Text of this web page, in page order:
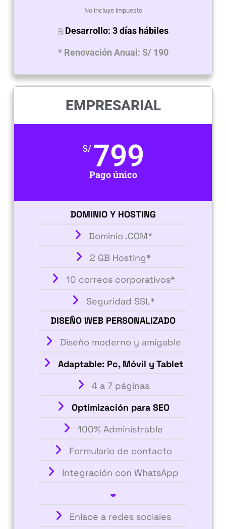
No incluye impuesto
🗒 Desarrollo: 3 días hábiles
* Renovación Anual: S/ 190
EMPRESARIAL
S/ 799
Pago único
DOMINIO Y HOSTING
Dominio .COM*
2 GB Hosting*
10 correos corporativos*
Seguridad SSL*
DISEÑO WEB PERSONALIZADO
Diseño moderno y amigable
Adaptable: Pc, Móvil y Tablet
4 a 7 páginas
Optimización para SEO
100% Administrable
Formulario de contacto
Integración con WhatsApp
◒
Enlace a redes sociales